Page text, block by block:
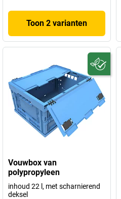
Toon 2 varianten
Vouwbox van
polypropyleen
inhoud 22 l, met scharnierend
deksel